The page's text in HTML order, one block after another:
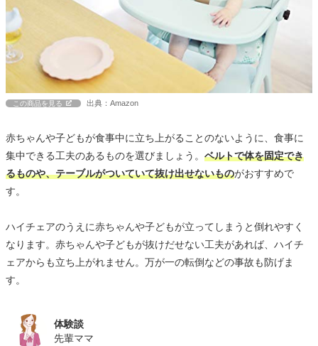
この商品を見る 出典：Amazon
赤ちゃんや子どもが食事中に立ち上がることのないように、食事に
集中できる工夫のあるものを選びましょう。 ベルトで体を固定でき
るものや、テーブルがついていて抜け出せないものがおすすめで
す。
ハイチェアのうえに赤ちゃんや子どもが立ってしまうと倒れやすく
なります。赤ちゃんや子どもが抜けだせない工夫があれば、ハイチ
ェアからも立ち上がれません。万が一の転倒などの事故も防げま
す。
体験談
先輩ママ